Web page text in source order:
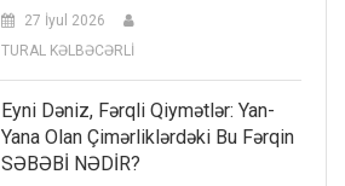
27 İyul 2026
TURAL KƏLBƏCƏRLİ
Eyni Dəniz, Fərqli Qiymətlər: Yan-
Yana Olan Çimərliklərdəki Bu Fərqin
SƏBƏBİ NƏDİR?